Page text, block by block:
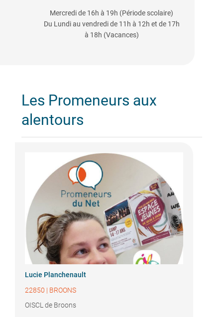
Mercredi de 16h à 19h (Période scolaire)
Du Lundi au vendredi de 11h à 12h et de 17h
à 18h (Vacances)
Les Promeneurs aux
alentours
Lucie Planchenault
22850 | BROONS
OISCL de Broons